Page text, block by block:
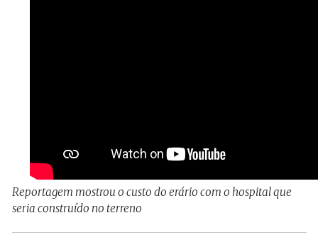
Reportagem mostrou o custo do erário com o hospital que
seria construído no terreno